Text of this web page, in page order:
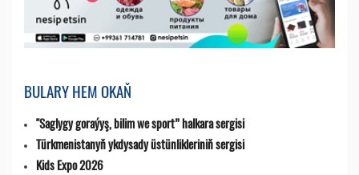
BULARY HEM OKAŇ
"Saglygy goraýyş, bilim we sport” halkara sergisi
Türkmenistanyň ykdysady üstünlikleriniň sergisi
Kids Expo 2026